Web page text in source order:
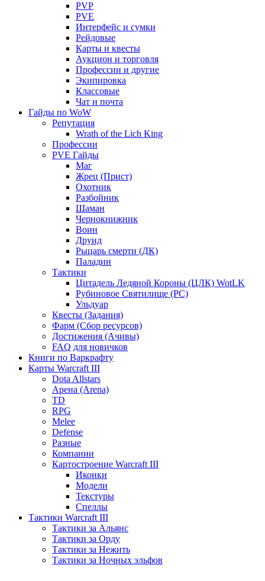
PVP
PVE
Интерфейс и сумки
Рейдовые
Карты и квесты
Аукцион и торговля
Профессии и другие
Экипировка
Классовые
Чат и почта
Гайды по WoW
Репутация
Wrath of the Lich King
Профессии
PVE Гайды
Маг
Жрец (Прист)
Охотник
Разбойник
Шаман
Чернокнижник
Воин
Друид
Рыцарь смерти (ДК)
Паладин
Тактики
Цитадель Ледяной Короны (ЦЛК) WotLK
Рубиновое Святилище (РС)
Ульдуар
Квесты (Задания)
Фарм (Сбор ресурсов)
Достижения (Ачивы)
FAQ для новичков
Книги по Варкрафту
Карты Warcraft III
Dota Allstars
Арена (Arena)
TD
RPG
Melee
Defense
Разные
Компании
Картостроение Warcraft III
Иконки
Модели
Текстуры
Спеллы
Тактики Warcraft III
Тактики за Альянс
Тактики за Орду
Тактики за Нежить
Тактики за Ночных эльфов